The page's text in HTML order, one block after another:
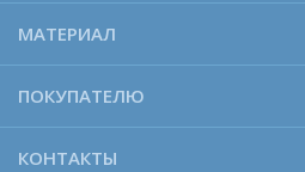
МАТЕРИАЛ
ПОКУПАТЕЛЮ
КОНТАКТЫ